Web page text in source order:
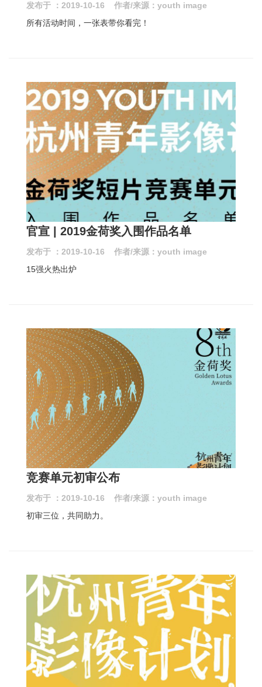
发布于 ：2019-10-16 作者/来源：youth image
所有活动时间，一张表带你看完！
官宣 | 2019金荷奖入围作品名单
发布于 ：2019-10-16 作者/来源：youth image
15强火热出炉
竞赛单元初审公布
发布于 ：2019-10-16 作者/来源：youth image
初审三位，共同助力。